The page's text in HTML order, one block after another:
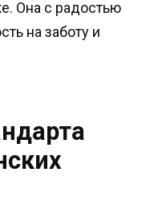
Она с радостью
на заботу и